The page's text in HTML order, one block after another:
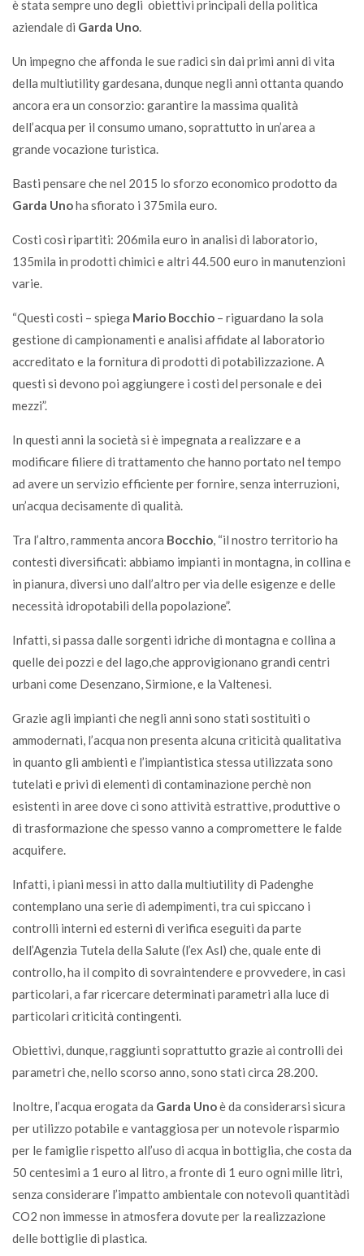
è stata sempre uno degli obiettivi principali della politica
aziendale di Garda Uno.
Un impegno che affonda le sue radici sin dai primi anni di vita
della multiutility gardesana, dunque negli anni ottanta quando
ancora era un consorzio: garantire la massima qualità
dell’acqua per il consumo umano, soprattutto in un’area a
grande vocazione turistica.
Basti pensare che nel 2015 lo sforzo economico prodotto da
Garda Unoha sfiorato i 375mila euro.
Costi così ripartiti: 206mila euro in analisi di laboratorio,
135mila in prodotti chimici e altri 44.500 euro in manutenzioni
varie.
“Questi costi – spiega Mario Bocchio – riguardano la sola
gestione di campionamenti e analisi affidate al laboratorio
accreditato e la fornitura di prodotti di potabilizzazione. A
questi si devono poi aggiungere i costi del personale e dei
mezzi”.
In questi anni la società si è impegnata a realizzare e a
modificare filiere di trattamento che hanno portato nel tempo
ad avere un servizio efficiente per fornire, senza interruzioni,
un’acqua decisamente di qualità.
Tra l’altro, rammenta ancora Bocchio, “il nostro territorio ha
contesti diversificati: abbiamo impianti in montagna, in collina e
in pianura, diversi uno dall’altro per via delle esigenze e delle
necessità idropotabili della popolazione”.
Infatti, si passa dalle sorgenti idriche di montagna e collina a
quelle dei pozzi e del lago,che approvigionano grandi centri
urbani come Desenzano, Sirmione, e la Valtenesi.
Grazie agli impianti che negli anni sono stati sostituiti o
ammodernati, l’acqua non presenta alcuna criticità qualitativa
in quanto gli ambienti e l’impiantistica stessa utilizzata sono
tutelati e privi di elementi di contaminazione perchè non
esistenti in aree dove ci sono attività estrattive, produttive o
di trasformazione che spesso vanno a compromettere le falde
acquifere.
Infatti, i piani messi in atto dalla multiutility di Padenghe
contemplano una serie di adempimenti, tra cui spiccano i
controlli interni ed esterni di verifica eseguiti da parte
dell’Agenzia Tutela della Salute (l’ex Asl) che, quale ente di
controllo, ha il compito di sovraintendere e provvedere, in casi
particolari, a far ricercare determinati parametri alla luce di
particolari criticità contingenti.
Obiettivi, dunque, raggiunti soprattutto grazie ai controlli dei
parametri che, nello scorso anno, sono stati circa 28.200.
Inoltre, l’acqua erogata da Garda Unoè da considerarsi sicura
per utilizzo potabile e vantaggiosa per un notevole risparmio
per le famiglie rispetto all’uso di acqua in bottiglia, che costa da
50 centesimi a 1 euro al litro, a fronte di 1 euro ogni mille litri,
senza considerare l’impatto ambientale con notevoli quantitàdi
CO2 non immesse in atmosfera dovute per la realizzazione
delle bottiglie di plastica.